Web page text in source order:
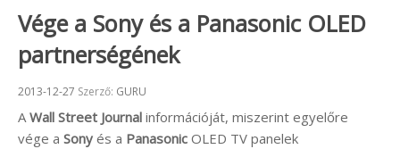
Vége a Sony és a Panasonic OLED
partnerségének
Beküldve:
2013-12-27 Szerző: GURU
A Wall Street Journal információját, miszerint egyelőre
vége a Sony és a Panasonic OLED TV panelek